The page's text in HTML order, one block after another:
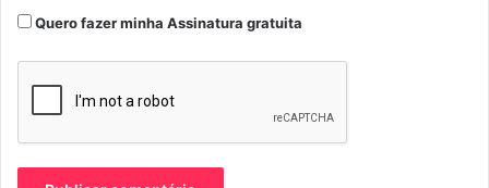
Quero fazer minha Assinatura gratuita